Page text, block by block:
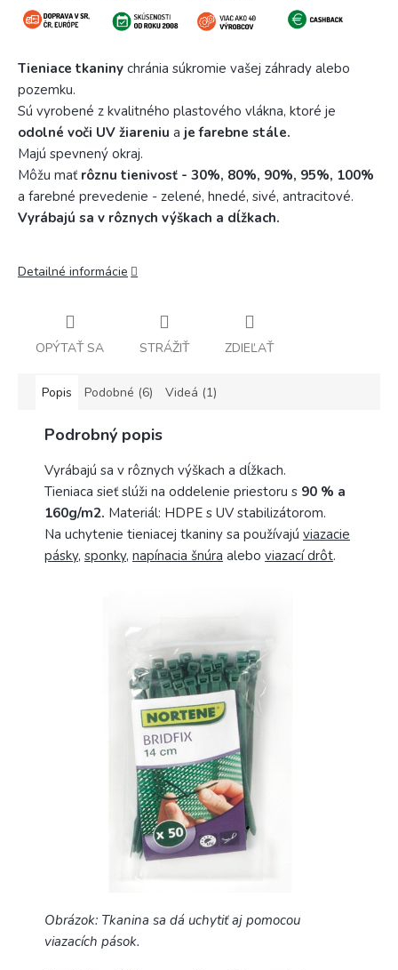
Tieniace tkaniny chránia súkromie vašej záhrady alebo
pozemku.
Sú vyrobené z kvalitného plastového vlákna, ktoré je
odolné voči UV žiareniu a je farebne stále.
Majú spevnený okraj.
Môžu mať rôznu tienivosť - 30%, 80%, 90%, 95%, 100%
a farebné prevedenie - zelené, hnedé, sivé, antracitové.
Vyrábajú sa v rôznych výškach a dĺžkach.
Detailné informácie
OPÝTAŤ SA STRÁŽIŤ ZDIEĽAŤ
Popis Podobné (6) Videá (1)
Podrobný popis
Vyrábajú sa v rôznych výškach a dĺžkach.
Tieniaca sieť slúži na oddelenie priestoru s 90 % a
160g/m2. Materiál: HDPE s UV stabilizátorom.
Na uchytenie tieniacej tkaniny sa používajú viazacie
pásky, sponky, napínacia šnúra alebo viazací drôt.
Obrázok: Tkanina sa dá uchytiť aj pomocou
viazacích pások.